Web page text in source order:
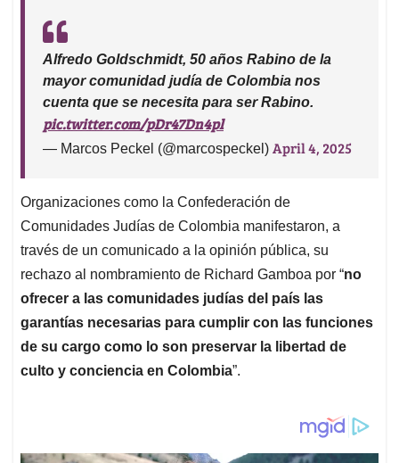
Alfredo Goldschmidt, 50 años Rabino de la
mayor comunidad judía de Colombia nos
cuenta que se necesita para ser Rabino.
pic.twitter.com/pDr47Dn4pl
— Marcos Peckel (@marcospeckel) April 4, 2025
Organizaciones como la Confederación de
Comunidades Judías de Colombia manifestaron, a
través de un comunicado a la opinión pública, su
rechazo al nombramiento de Richard Gamboa por “no
ofrecer a las comunidades judías del país las
garantías necesarias para cumplir con las funciones
de su cargo como lo son preservar la libertad de
culto y conciencia en Colombia”.